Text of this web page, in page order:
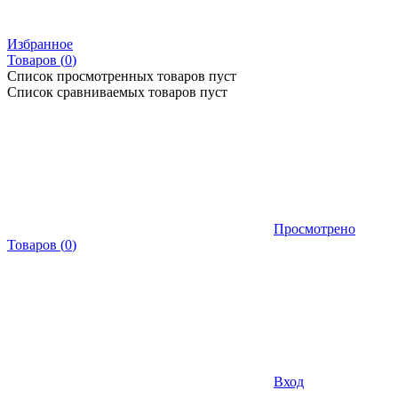
Избранное
Товаров (0)
Список просмотренных товаров пуст
Список сравниваемых товаров пуст
Просмотрено
Товаров (0)
Вход